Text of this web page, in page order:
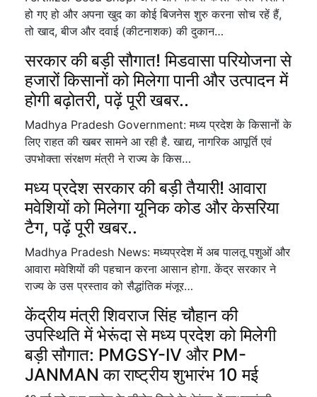
हो गए हो और अपना खुद का कोई बिजनेस शुरु करना सोच रहें हैं,
तो खाद, बीज और दवाई (कीटनाशक) की दुकान…
सरकार की बड़ी सौगात! मिडवासा परियोजना से
हजारों किसानों को मिलेगा पानी और उत्पादन में
होगी बढ़ोतरी, पढ़ें पूरी खबर..
Madhya Pradesh Government: मध्य प्रदेश के किसानों के
लिए राहत की खबर सामने आ रही है. खाद्य, नागरिक आपूर्ति एवं
उपभोक्ता संरक्षण मंत्री ने राज्य के किस…
मध्य प्रदेश सरकार की बड़ी तैयारी! आवारा
मवेशियों को मिलेगा यूनिक कोड और केसरिया
टैग, पढ़ें पूरी खबर..
Madhya Pradesh News: मध्यप्रदेश में अब पालतू पशुओं और
आवारा मवेशियों की पहचान करना आसान होगा. केंद्र सरकार ने
राज्य के उस प्रस्ताव को सैद्धांतिक मंजूर…
केंद्रीय मंत्री शिवराज सिंह चौहान की
उपस्थिति में भेरूंदा से मध्य प्रदेश को मिलेगी
बड़ी सौगात: PMGSY-IV और PM-
JANMAN का राष्ट्रीय शुभारंभ 10 मई